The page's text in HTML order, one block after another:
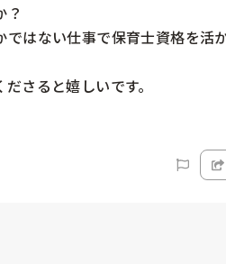
？
はない仕事で保育士資格を活
さると嬉しいです。